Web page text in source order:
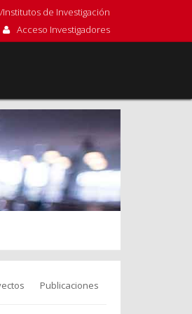
Institutos de Investigación
Acceso Investigadores
Publicaciones